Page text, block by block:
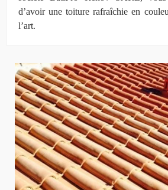
d’avoir une toiture rafraîchie en
l’art.